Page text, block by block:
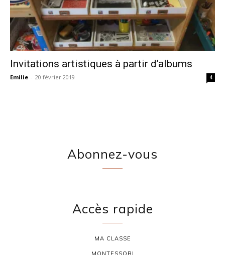
Invitations artistiques à partir d’albums
Emilie - 20 février 2019 4
Abonnez-vous
Accès rapide
MA CLASSE